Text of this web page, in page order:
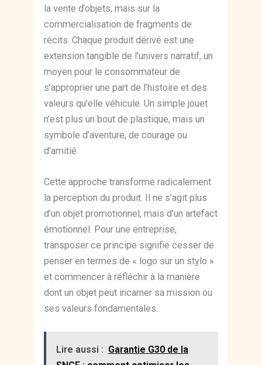
la vente d’objets, mais sur la
commercialisation de fragments de
récits. Chaque produit dérivé est une
extension tangible de l’univers narratif, un
moyen pour le consommateur de
s’approprier une part de l’histoire et des
valeurs qu’elle véhicule. Un simple jouet
n’est plus un bout de plastique, mais un
symbole d’aventure, de courage ou
d’amitié.
Cette approche transforme radicalement
la perception du produit. Il ne s’agit plus
d’un objet promotionnel, mais d’un artefact
émotionnel. Pour une entreprise,
transposer ce principe signifie cesser de
penser en termes de « logo sur un stylo »
et commencer à réfléchir à la manière
dont un objet peut incarner sa mission ou
ses valeurs fondamentales.
Lire aussi : Garantie G30 de la